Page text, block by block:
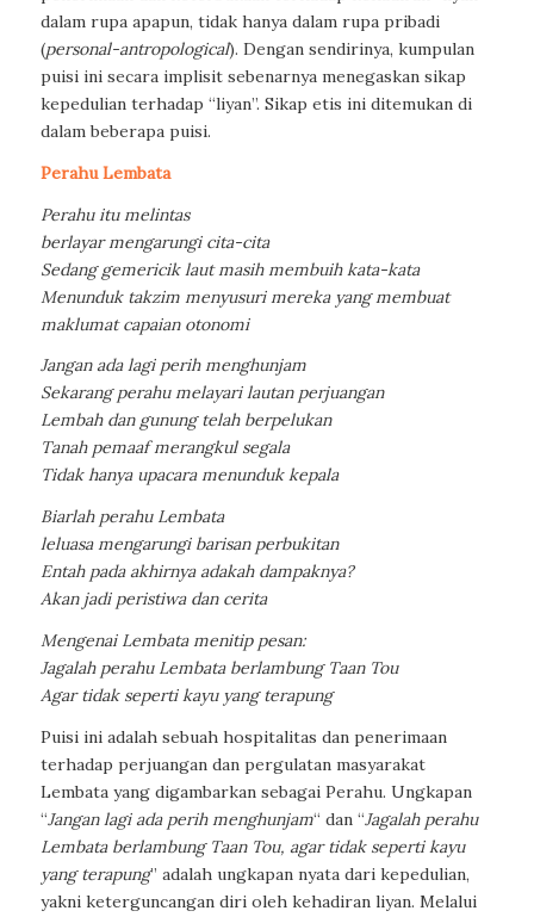
dalam rupa apapun, tidak hanya dalam rupa pribadi
(personal-antropological). Dengan sendirinya, kumpulan
puisi ini secara implisit sebenarnya menegaskan sikap
kepedulian terhadap “liyan”. Sikap etis ini ditemukan di
dalam beberapa puisi.
Perahu Lembata
Perahu itu melintas
berlayar mengarungi cita-cita
Sedang gemericik laut masih membuih kata-kata
Menunduk takzim menyusuri mereka yang membuat
maklumat capaian otonomi
Jangan ada lagi perih menghunjam
Sekarang perahu melayari lautan perjuangan
Lembah dan gunung telah berpelukan
Tanah pemaaf merangkul segala
Tidak hanya upacara menunduk kepala
Biarlah perahu Lembata
leluasa mengarungi barisan perbukitan
Entah pada akhirnya adakah dampaknya?
Akan jadi peristiwa dan cerita
Mengenai Lembata menitip pesan:
Jagalah perahu Lembata berlambung Taan Tou
Agar tidak seperti kayu yang terapung
Puisi ini adalah sebuah hospitalitas dan penerimaan
terhadap perjuangan dan pergulatan masyarakat
Lembata yang digambarkan sebagai Perahu. Ungkapan
“Jangan lagi ada perih menghunjam“ dan “Jagalah perahu
Lembata berlambung Taan Tou, agar tidak seperti kayu
yang terapung” adalah ungkapan nyata dari kepedulian,
yakni keterguncangan diri oleh kehadiran liyan. Melalui